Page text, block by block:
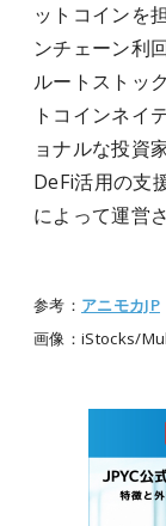
ットコインを
ンチェーン利
ルートストッ
トコインネイ
ョナルな投資
DeFi活用の支
によって運営
参考： アニモカJP
画像：iStocks/